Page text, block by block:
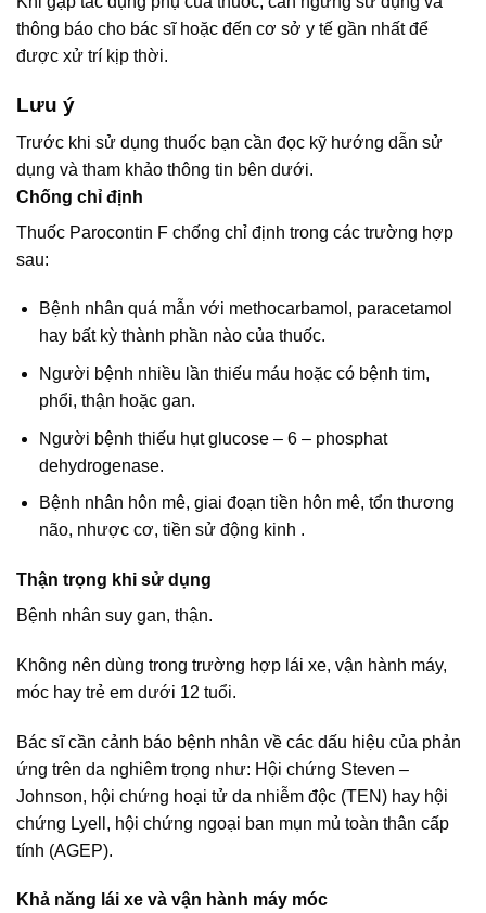
thông báo cho bác sĩ hoặc đến cơ sở y tế gần nhất để
được xử trí kịp thời.
Lưu ý
Trước khi sử dụng thuốc bạn cần đọc kỹ hướng dẫn sử
dụng và tham khảo thông tin bên dưới.
Chống chỉ định
Thuốc Parocontin F chống chỉ định trong các trường hợp
sau:
Bệnh nhân quá mẫn với methocarbamol, paracetamol
hay bất kỳ thành phần nào của thuốc.
Người bệnh nhiều lần thiếu máu hoặc có bệnh tim,
phổi, thận hoặc gan.
Người bệnh thiếu hụt glucose – 6 – phosphat
dehydrogenase.
Bệnh nhân hôn mê, giai đoạn tiền hôn mê, tổn thương
não, nhược cơ, tiền sử động kinh .
Thận trọng khi sử dụng
Bệnh nhân suy gan, thận.
Không nên dùng trong trường hợp lái xe, vận hành máy,
móc hay trẻ em dưới 12 tuổi.
Bác sĩ cần cảnh báo bệnh nhân về các dấu hiệu của phản
ứng trên da nghiêm trọng như: Hội chứng Steven –
Johnson, hội chứng hoại tử da nhiễm độc (TEN) hay hội
chứng Lyell, hội chứng ngoại ban mụn mủ toàn thân cấp
tính (AGEP).
Khả năng lái xe và vận hành máy móc